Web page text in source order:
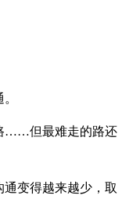
……但最难走的路还
变得越来越少，取